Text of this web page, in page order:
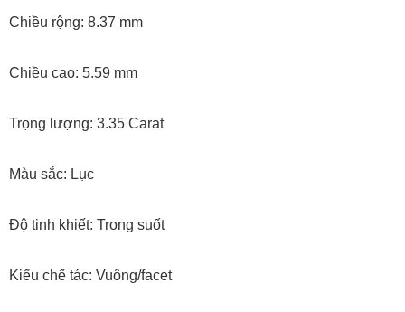
Chiều rộng: 8.37 mm
Chiều cao: 5.59 mm
Trọng lượng: 3.35 Carat
Màu sắc: Lục
Độ tinh khiết: Trong suốt
Kiểu chế tác: Vuông/facet